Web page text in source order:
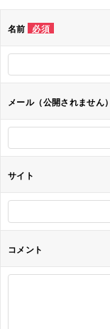
シ
ョ
ン
名前 必須
メール（公開されません）
サイト
コメント